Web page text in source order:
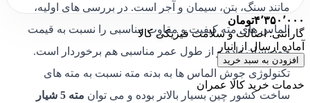
مانند سنگ، بتن، سیمان و آجر است. در بررسی های اولیه،
الماس های مته کیفیت و مقاوت مناسبی را نسبت به قیمت
خود نشان داده و از طول عمر مناسبی هم برخوردار است.
تکنولوژی جوش الماس ها به بدنه مته نسبت به مته های
ساخت کشور چین بسیار بالاتر بوده و می توان
مته 5 شیار
۴٬۳۵۰٬۰۰۰تومان
گارانتی: اصالت و سلامت فیزیکی کالا
آماده ارسال از انبار
افزودن به سبد خرید
خدمات خرید کالا عمران